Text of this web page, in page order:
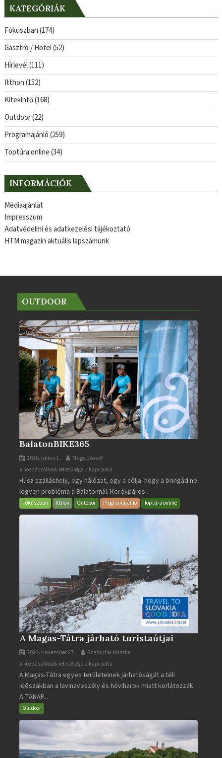
KATEGÓRIÁK
Fókuszban(174)
Gasztro / Hotel(52)
Hírlevél(111)
Itthon(152)
Kitekintő(168)
Outdoor(22)
Programajánló(259)
Toptúra online(34)
INFORMÁCIÓK
Médiaajánlat
Impresszum
Adatvédelmi és adatkezelési tájékoztató
HTM magazin aktuális lapszámunk
OUTDOOR
BalatonBIKE365
2026. július 1. Nagy József
BalatonBIKE365
bejegyzéshez
a hozzászólások lehetősége kikapcsolva
Húsz szálláshely, egy hálózat, egy a célja: hogy a bringád ne
legyen probléma a Balatonnál. Kerékpáros...
Fókuszban Itthon Outdoor Programajánló Toptúra online
A Magas-Tátra járható turistaútjai
2024. november 27. Szalontai Kriszta
A
Magas-
Tátra
járható
turistaútjai
bejegyzéshez
a hozzászólások lehetősége kikapcsolva
A Magas-Tátra egyes területeinek járhatóságát a téli
időszakban a lavinaveszély és hóviharok miatt korlátozzák.
A TANAP...
Outdoor